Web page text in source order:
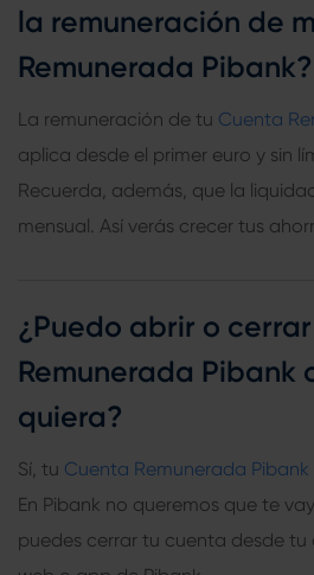
la remuneración de
Remunerada Pibank?
La remuneración de tu Cuenta
aplica desde el primer euro y sin
Recuerda, además, que la
mensual. Así verás crecer tus
¿Puedo abrir o
Remunerada Pibank
quiera?
Sí, tu Cuenta Remunerada Pibank
En Pibank no queremos que te
puedes cerrar tu cuenta desde tu